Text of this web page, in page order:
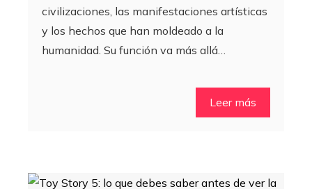
civilizaciones, las manifestaciones artísticas
y los hechos que han moldeado a la
humanidad. Su función va más allá…
Leer más